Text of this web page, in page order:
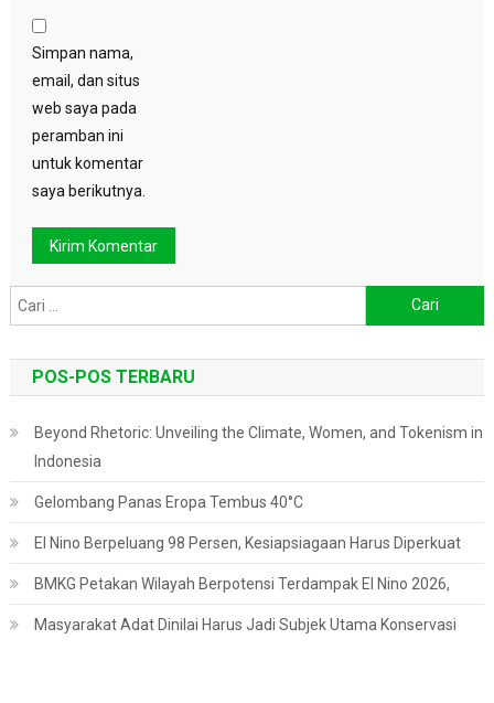
Simpan nama,
email, dan situs
web saya pada
peramban ini
untuk komentar
saya berikutnya.
untuk:
POS-POS TERBARU
Beyond Rhetoric: Unveiling the Climate, Women, and Tokenism in
Indonesia
Gelombang Panas Eropa Tembus 40°C
El Nino Berpeluang 98 Persen, Kesiapsiagaan Harus Diperkuat
BMKG Petakan Wilayah Berpotensi Terdampak El Nino 2026,
Masyarakat Adat Dinilai Harus Jadi Subjek Utama Konservasi